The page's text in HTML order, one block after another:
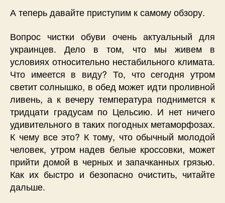
А теперь давайте приступим к самому обзору.
Вопрос чистки обуви очень актуальный для
украинцев. Дело в том, что мы живем в
условиях относительно нестабильного климата.
Что имеется в виду? То, что сегодня утром
светит солнышко, в обед может идти проливной
ливень, а к вечеру температура поднимется к
тридцати градусам по Цельсию. И нет ничего
удивительного в таких погодных метаморфозах.
К чему все это? К тому, что обычный молодой
человек, утром надев белые кроссовки, может
прийти домой в черных и запачканных грязью.
Как их быстро и безопасно очистить, читайте
дальше.